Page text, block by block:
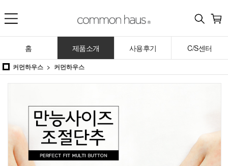
홈 제품소개 사용후기 C/S센터
커먼하우스 커먼하우스